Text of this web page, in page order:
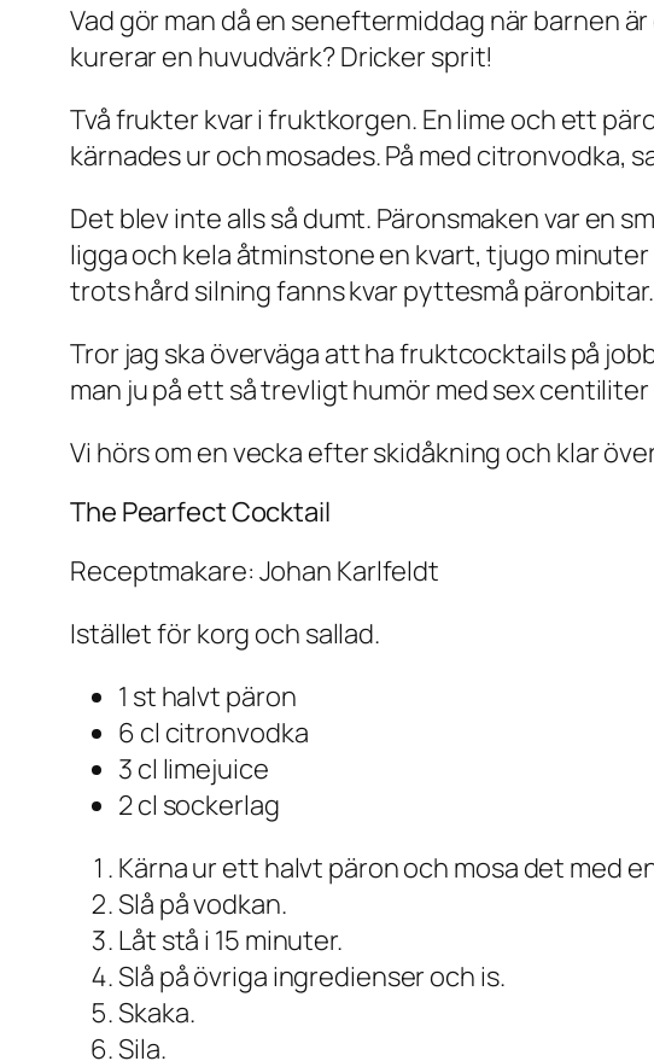
Vad gör man då en seneftermiddag när barnen
kurerar en huvudvärk? Dricker sprit!
Två frukter kvar i fruktkorgen. En lime och ett
kärnades ur och mosades. På med citronvodka,
Det blev inte alls så dumt. Päronsmaken var en
ligga och kela åtminstone en kvart, tjugo
trots hård silning fanns kvar pyttesmå
Tror jag ska överväga att ha fruktcocktails på
man ju på ett så trevligt humör med sex
Vi hörs om en vecka efter skidåkning och klar
The Pearfect Cocktail
Receptmakare: Johan Karlfeldt
Istället för korg och sallad.
1 st halvt päron
6 cl citronvodka
3 cl limejuice
2 cl sockerlag
Kärna ur ett halvt päron och mosa det med
Slå på vodkan.
Låt stå i 15 minuter.
Slå på övriga ingredienser och is.
Skaka.
Sila.